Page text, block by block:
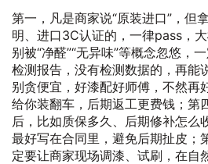
第一，凡是商家说“原装进口”，但
明、进口3C认证的，一律pass，
别被“净醛”“无异味”等概念忽悠，
检测报告，没有检测数据的，再能
别贪便宜，好漆配好师傅，不然再
给你装翻车，后期返工更费钱；第
后，比如质保多久、后期修补怎么
最好写在合同里，避免后期扯皮；
定要让商家现场调漆、试刷，在自